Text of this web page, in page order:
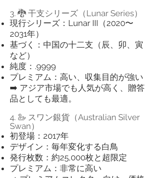
3. 🐉 干支シリーズ（Lunar Series）
現行シリーズ：Lunar III（2020〜
2031年）
基づく：中国の十二支（辰、卯、寅
など）
純度：.9999
プレミアム：高い、収集目的が強い
➡️ アジア市場でも人気が高く、贈答
品としても最適。
4. 🦢 スワン銀貨（Australian Silver
Swan）
初登場：2017年
デザイン：毎年変化する白鳥
発行枚数：約25,000枚と超限定
プレミアム：非常に高い